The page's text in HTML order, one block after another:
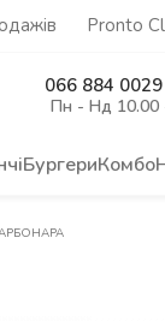
Pronto
066 884 0029
Пн - Нд 10.00
БургериКомбо